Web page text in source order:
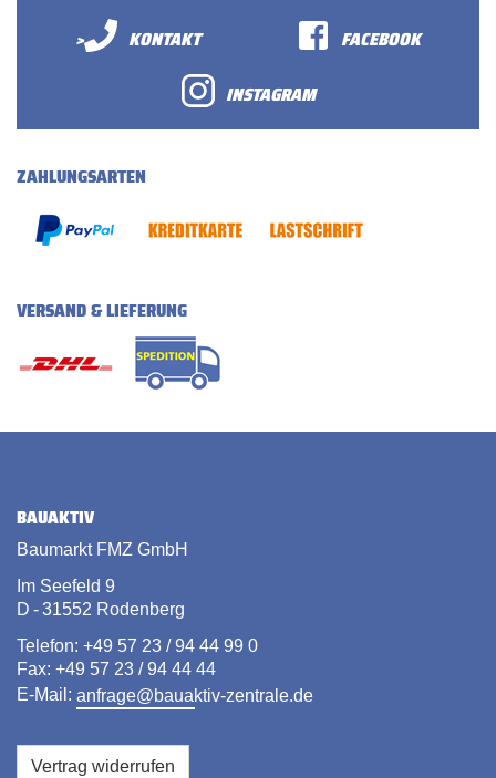
>
KONTAKT
FACEBOOK
INSTAGRAM
ZAHLUNGSARTEN
VERSAND & LIEFERUNG
BAUAKTIV
Baumarkt FMZ GmbH
Im Seefeld 9
D - 31552 Rodenberg
Telefon: +49 57 23 / 94 44 99 0
Fax: +49 57 23 / 94 44 44
E-Mail: anfrage@bauaktiv-zentrale.de
Vertrag widerrufen